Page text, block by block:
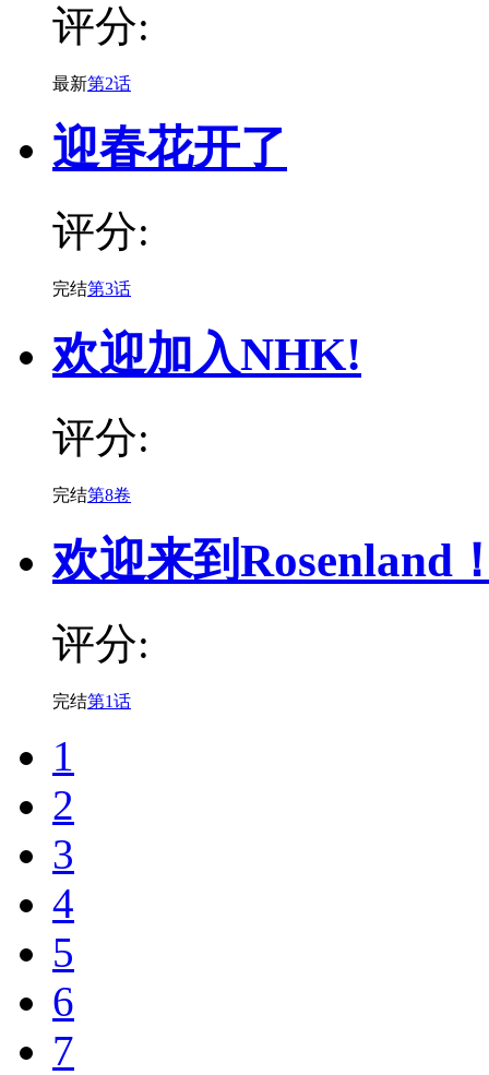
评分:
最新第2话
迎春花开了
评分:
完结第3话
欢迎加入NHK!
评分:
完结第8卷
欢迎来到Rosenland
评分:
完结第1话
1
2
3
4
5
6
7